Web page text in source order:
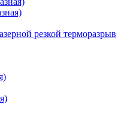
резкой терморазрыв